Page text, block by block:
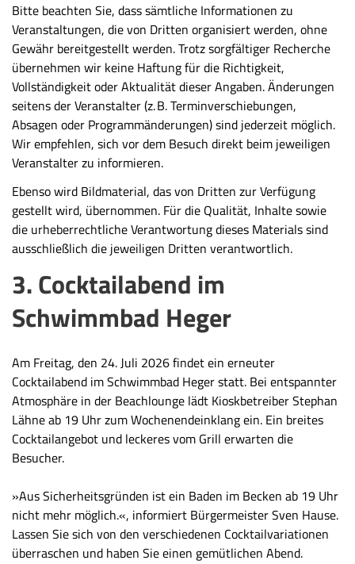
Bitte beachten Sie, dass sämtliche Informationen zu
Veranstaltungen, die von Dritten organisiert werden, ohne
Gewähr bereitgestellt werden. Trotz sorgfältiger Recherche
übernehmen wir keine Haftung für die Richtigkeit,
Vollständigkeit oder Aktualität dieser Angaben. Änderungen
seitens der Veranstalter (z. B. Terminverschiebungen,
Absagen oder Programmänderungen) sind jederzeit möglich.
Wir empfehlen, sich vor dem Besuch direkt beim jeweiligen
Veranstalter zu informieren.
Ebenso wird Bildmaterial, das von Dritten zur Verfügung
gestellt wird, übernommen. Für die Qualität, Inhalte sowie
die urheberrechtliche Verantwortung dieses Materials sind
ausschließlich die jeweiligen Dritten verantwortlich.
3. Cocktailabend im
Schwimmbad Heger
Am Freitag, den 24. Juli 2026 findet ein erneuter
Cocktailabend im Schwimmbad Heger statt. Bei entspannter
Atmosphäre in der Beachlounge lädt Kioskbetreiber Stephan
Lähne ab 19 Uhr zum Wochenendeinklang ein. Ein breites
Cocktailangebot und leckeres vom Grill erwarten die
Besucher.
»Aus Sicherheitsgründen ist ein Baden im Becken ab 19 Uhr
nicht mehr möglich.«, informiert Bürgermeister Sven Hause.
Lassen Sie sich von den verschiedenen Cocktailvariationen
überraschen und haben Sie einen gemütlichen Abend.